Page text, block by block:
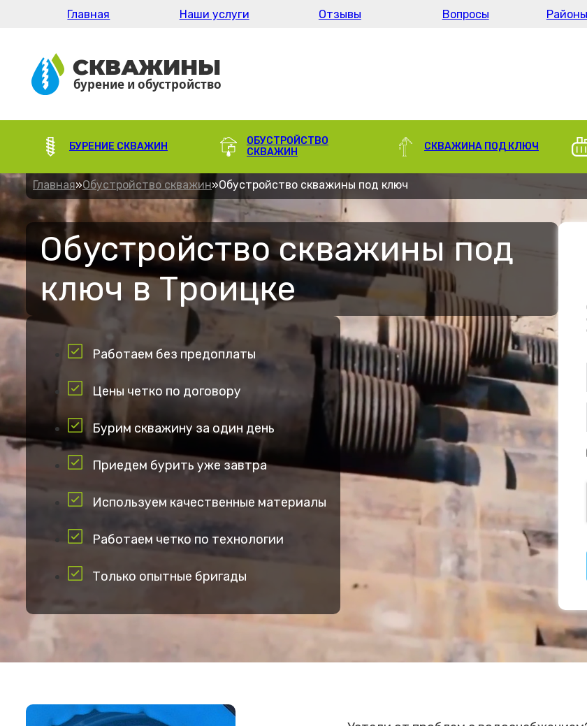
Главная Наши услуги Отзывы Вопросы
БУРЕНИЕ СКВАЖИН
ОБУСТРОЙСТВО
СКВАЖИН
СКВАЖИНА ПОД КЛЮЧ
Главная»Обустройство скважин»Обустройство скважины под ключ
Обустройство скважины под
ключ в Троицке
Работаем без предоплаты
Цены четко по договору
Бурим скважину за один день
Приедем бурить уже завтра
Используем качественные материалы
Работаем четко по технологии
Только опытные бригады